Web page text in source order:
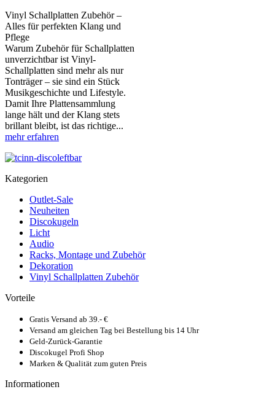
Vinyl Schallplatten Zubehör –
Alles für perfekten Klang und
Pflege
Warum Zubehör für Schallplatten
unverzichtbar ist Vinyl-
Schallplatten sind mehr als nur
Tonträger – sie sind ein Stück
Musikgeschichte und Lifestyle.
Damit Ihre Plattensammlung
lange hält und der Klang stets
brillant bleibt, ist das richtige...
mehr erfahren
Kategorien
Outlet-Sale
Neuheiten
Discokugeln
Licht
Audio
Racks, Montage und Zubehör
Dekoration
Vinyl Schallplatten Zubehör
Vorteile
Gratis Versand ab 39.- €
Versand am gleichen Tag bei Bestellung bis 14 Uhr
Geld-Zurück-Garantie
Discokugel Profi Shop
Marken & Qualität zum guten Preis
Informationen